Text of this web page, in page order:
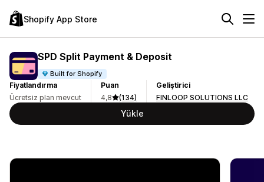
Shopify App Store
SPD Split Payment & Deposit
Built for Shopify
Fiyatlandırma
Ücretsiz plan mevcut
Puan
4,8
(134)
Geliştirici
FINLOOP SOLUTIONS LLC
Yükle